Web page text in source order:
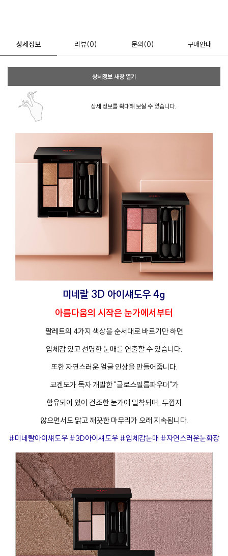
상세정보 리뷰(0) 문의 (0) 구매안내
상세정보 새창 열기
상세 정보를 확대해 보실 수 있습니다.
미네랄 3D 아이섀도우 4g
아름다움의 시작은 눈가에서부터
팔레트의 4가지 색상을 순서대로 바르기만 하면
입체감 있고 선명한 눈매를 연출할 수 있습니다.
또한 자연스러운 얼굴 인상을 만들어줍니다.
코겐도가 독자 개발한 "글로스필름파우더"가
함유되어 있어 건조한 눈가에 밀착되며, 두껍지
않으면서도 맑고 깨끗한 마무리가 오래 지속됩니다.
#미네랄아이섀도우 #3D아이섀도우 #입체감눈매 #자연스러운눈화장